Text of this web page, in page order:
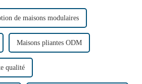
de maisons modulaires
Maisons pliantes ODM
qualité